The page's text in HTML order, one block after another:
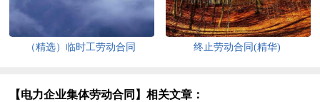
（精选）临时工劳动合同 终止劳动合同(精华)
【电力企业集体劳动合同】相关文章：